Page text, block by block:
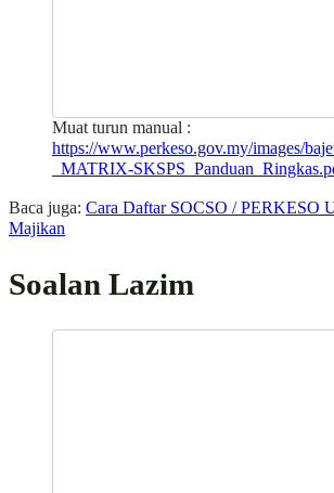
Muat turun manual :
https://www.perkeso.gov.my/images/
_MATRIX-
Baca juga: Cara Daftar SOCSO / PERKESO
Majikan
Soalan Lazim